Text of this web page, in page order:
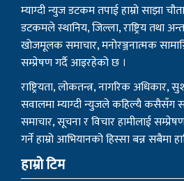
म्याग्दी न्युज डटकम तपाई हाम्रो साझा
डटकमले स्थानिय, जिल्ला, राष्ट्रिय तथा
खोजमूलक समाचार, मनोरञ्जनात्मक
सम्प्रेषण गर्दै आइरहेको छ ।
राष्ट्रियता, लोकतन्त्र, नागरिक अधिकार,
सवालमा म्याग्दी न्युजले कहिल्यै कसैसँग
समाचार, सूचना र विचार हामीलाई
गर्ने हाम्रो आभियानको हिस्सा बन्न सबैमा
हाम्रो टिम